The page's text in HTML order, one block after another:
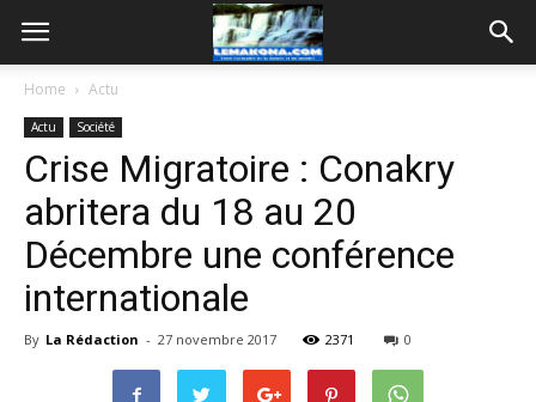
Home Actu
Actu Société
Crise Migratoire : Conakry
abritera du 18 au 20
Décembre une conférence
internationale
By La Rédaction - 27 novembre 2017 2371 0